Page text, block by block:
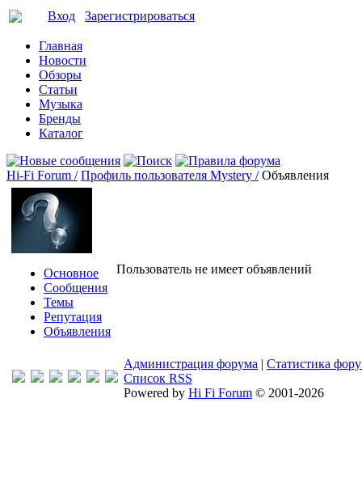
Вход Зарегистрироваться
Главная
Новости
Обзоры
Статьи
Музыка
Бренды
Каталог
Hi-Fi Forum / Профиль пользователя Mystery / Объявления
Основное
Сообщения
Темы
Репутация
Объявления
Пользователь не имеет объявлений
Администрация форума | Статистика
Список RSS
Powered by Hi Fi Forum © 2001-2026